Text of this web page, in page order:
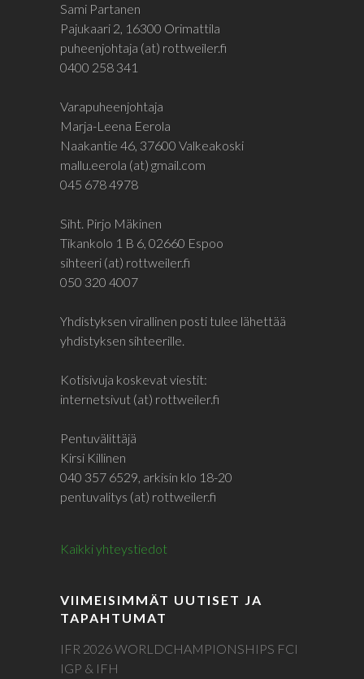
Sami Partanen
Pajukaari 2, 16300 Orimattila
puheenjohtaja (at) rottweiler.fi
0400 258 341
Varapuheenjohtaja
Marja-Leena Eerola
Naakantie 46, 37600 Valkeakoski
mallu.eerola (at) gmail.com
045 678 4978
Siht. Pirjo Mäkinen
Tikankolo 1 B 6, 02660 Espoo
sihteeri (at) rottweiler.fi
050 320 4007
Yhdistyksen virallinen posti tulee lähettää
yhdistyksen sihteerille.
Kotisivuja koskevat viestit:
internetsivut (at) rottweiler.fi
Pentuvälittäjä
Kirsi Killinen
040 357 6529, arkisin klo 18-20
pentuvalitys (at) rottweiler.fi
Kaikki yhteystiedot
VIIMEISIMMÄT UUTISET JA
TAPAHTUMAT
IFR 2026 WORLDCHAMPIONSHIPS FCI
IGP & IFH